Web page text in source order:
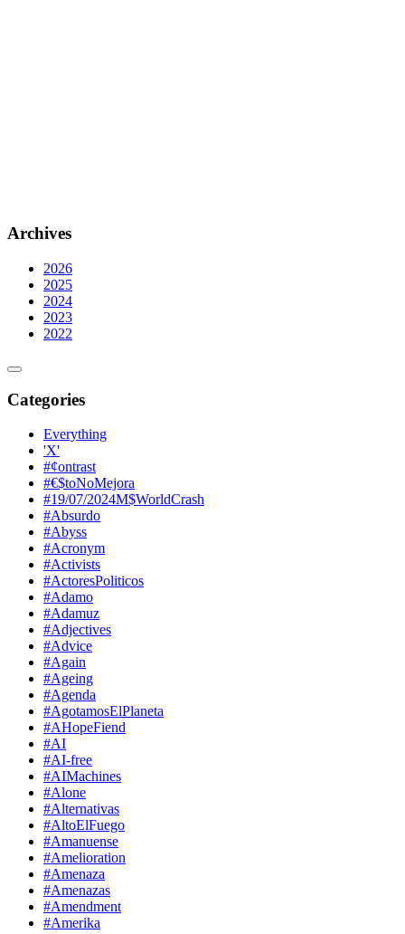
Archives
2026
2025
2024
2023
2022
Categories
Everything
'X'
#¢ontrast
#€$toNoMejora
#19/07/2024M$WorldCrash
#Absurdo
#Abyss
#Acronym
#Activists
#ActoresPoliticos
#Adamo
#Adamuz
#Adjectives
#Advice
#Again
#Ageing
#Agenda
#AgotamosElPlaneta
#AHopeFiend
#AI
#AI-free
#AIMachines
#Alone
#Alternativas
#AltoElFuego
#Amanuense
#Amelioration
#Amenaza
#Amenazas
#Amendment
#Amerika